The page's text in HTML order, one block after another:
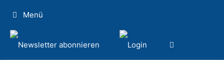
Inhalt
springen
Menü